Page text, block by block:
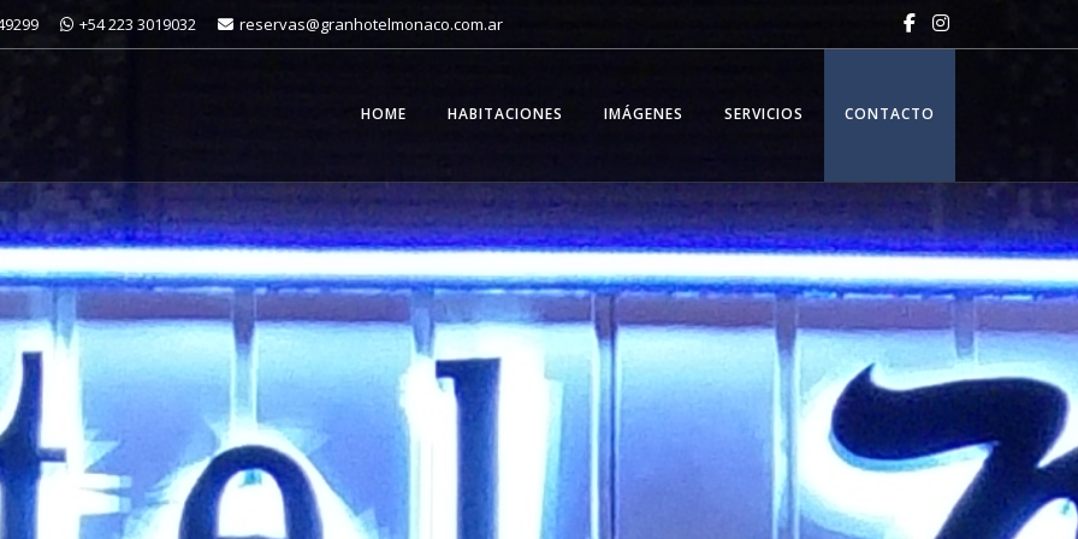
+54 223 3019032 reservas@granhotelmonaco.com.ar
HOME HABITACIONES IMÁGENES SERVICIOS CONTACTO